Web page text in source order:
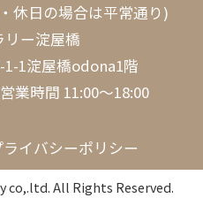
休日の場合は平常通り)
ー淀屋橋
1淀屋橋odona1階
業時間 11:00～18:00
ライバシーポリシー
All Rights Reserved.